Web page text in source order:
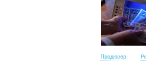
Продюсер